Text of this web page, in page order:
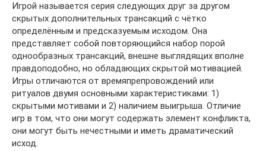
Игрой называется серия следующих друг за другом
скрытых дополнительных трансакций с чётко
определённым и предсказуемым исходом. Она
представляет собой повторяющийся набор порой
однообразных трансакций, внешне выглядящих вполне
правдоподобно, но обладающих скрытой мотивацией.
Игры отличаются от времяпрепровождений или
ритуалов двумя основными характеристиками: 1)
скрытыми мотивами и 2) наличием выигрыша. Отличие
игр в том, что они могут содержать элемент конфликта,
они могут быть нечестными и иметь драматический
исход.